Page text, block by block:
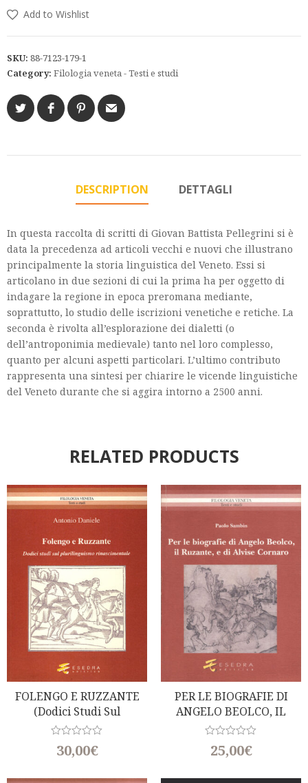
Add to Wishlist
SKU: 88-7123-179-1
Category: Filologia veneta - Testi e studi
DESCRIPTION DETTAGLI
In questa raccolta di scritti di Giovan Battista Pellegrini si è
data la precedenza ad articoli vecchi e nuovi che illustrano
principalmente la storia linguistica del Veneto. Essi si
articolano in due sezioni di cui la prima ha per oggetto di
indagare la regione in epoca preromana mediante,
soprattutto, lo studio delle iscrizioni venetiche e retiche. La
seconda è rivolta all’esplorazione dei dialetti (o
dell’antroponimia medievale) tanto nel loro complesso,
quanto per alcuni aspetti particolari. L’ultimo contributo
rappresenta una sintesi per chiarire le vicende linguistiche
del Veneto durante che si aggira intorno a 2500 anni.
RELATED PRODUCTS
FOLENGO E RUZZANTE
(Dodici Studi Sul
Plurilinguismo
30,00€
R
PER LE BIOGRAFIE DI
ANGELO BEOLCO, IL
RUZANTE, E DI ALVISE
25,00€
R